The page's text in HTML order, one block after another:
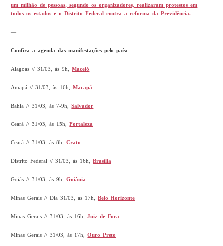
um milhão de pessoas, segundo os organizadores, realizaram protestos em
todos os estados e o Distrito Federal contra a reforma da Previdência.
—
Confira a agenda das manifestações pelo país:
Alagoas // 31/03, às 9h,Maceió
Amapá // 31/03, às 16h,Macapá
Bahia // 31/03, às 7-9h,Salvador
Ceará // 31/03, às 15h,Fortaleza
Ceará // 31/03, às 8h,Crato
Distrito Federal // 31/03, às 16h,Brasília
Goiás // 31/03, às 9h,Goiânia
Minas Gerais // Dia 31/03, as 17h,Belo Horizonte
Minas Gerais // 31/03, às 16h,Juiz de Fora
Minas Gerais // 31/03, às 17h,Ouro Preto